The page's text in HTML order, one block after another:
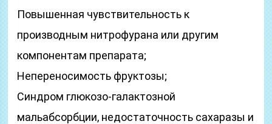
Повышенная чувствительность к
производным нитрофурана или другим
компонентам препарата;
Непереносимость фруктозы;
Синдром глюкозо-галактозной
мальабсорбции, недостаточность сахаразы и